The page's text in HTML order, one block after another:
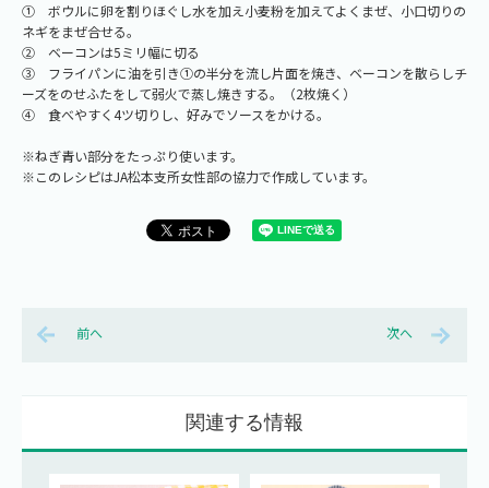
① ボウルに卵を割りほぐし水を加え小麦粉を加えてよくまぜ、小口切りの
ネギをまぜ合せる。
② ベーコンは5ミリ幅に切る
③ フライパンに油を引き①の半分を流し片面を焼き、ベーコンを散らしチ
ーズをのせふたをして弱火で蒸し焼きする。（2枚焼く）
④ 食べやすく4ツ切りし、好みでソースをかける。
※ねぎ青い部分をたっぷり使います。
※このレシピはJA松本支所女性部の協力で作成しています。
前へ 次へ
関連する情報